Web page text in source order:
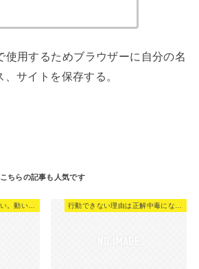
使用するためブラウザーに自分の名
サイトを保存する。